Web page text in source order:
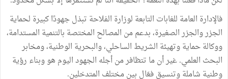
فالإدارة العامة للغابات التابعة لوزارة الفلاحة تبذل جهودًا كبيرة لحماية
الجزر والجزر الصغيرة، بدعم من المصالح المختصة بالتنمية المستدامة،
ووكالة حماية وتهيئة الشريط الساحلي، والبحرية الوطنية، ومخابر
البحث العلمي. غير أن ما تتظافر من أجله الجهود اليوم هو وبناء رؤية
وطنية شاملة وتنسيق فعّال بين مختلف المتدخلين.